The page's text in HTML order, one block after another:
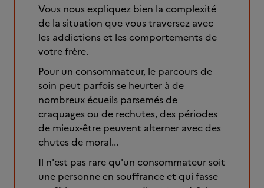
Vous nous expliquez bien la complexité
de la situation que vous traversez avec
les addictions et les comportements de
votre frère.
Pour un consommateur, le parcours de
soin peut parfois se heurter à de
nombreux écueils parsemés de
craquages ou de rechutes, des périodes
de mieux-être peuvent alterner avec des
chutes de moral...
Il n'est pas rare qu'un consommateur soit
une personne en souffrance et qui fasse